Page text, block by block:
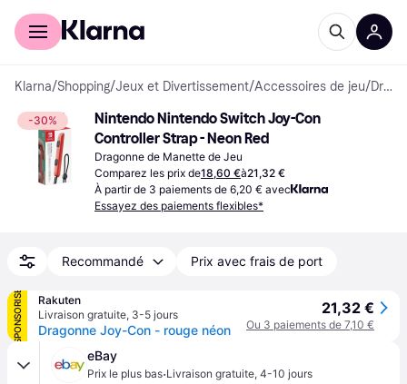
Acheter avec Klarna
Klarna/Shopping/Jeux et Divertissement/Accessoires de jeu/ Dragonnes de Manettes de Jeu
-30%
Nintendo Nintendo Switch Joy-Con
Controller Strap - Neon Red
Dragonne de Manette de Jeu
Comparez les prix de18,60 €à21,32 €
À partir de 3 paiements de 6,20 € avec
Essayez des paiements flexibles*
Recommandé Prix avec frais de port
SPONSORISÉ
Rakuten
Livraison gratuite, 3-5 jours
Dragonne Joy-Con - rouge néon
21,32 €
Ou 3 paiements de 7,10 €
eBay
Prix le plus bas·Livraison gratuite, 4-10 jours